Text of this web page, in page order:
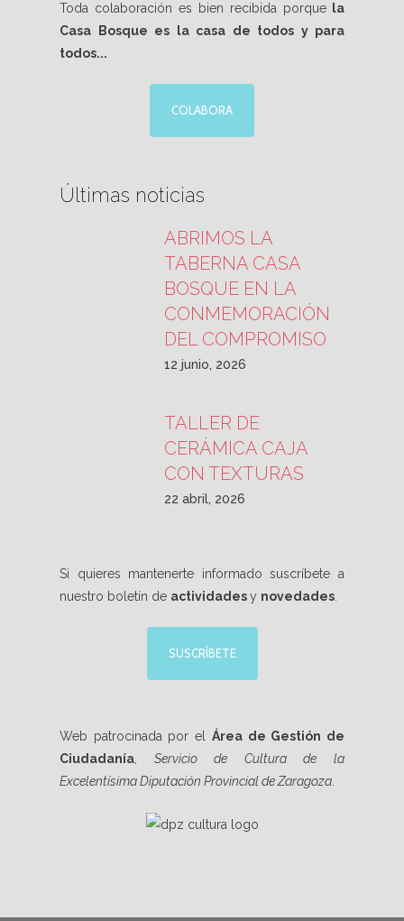
Toda colaboración es bien recibida porque la
Casa Bosque es la casa de todos y para
todos...
COLABORA
Últimas noticias
ABRIMOS LA
TABERNA CASA
BOSQUE EN LA
CONMEMORACIÓN
DEL COMPROMISO
12 junio, 2026
TALLER DE
CERÁMICA CAJA
CON TEXTURAS
22 abril, 2026
Si quieres mantenerte informado suscríbete a
nuestro boletín de actividadesy novedades
SUSCRÍBETE
Web patrocinada por el Área de Gestión de
Ciudadanía
Servicio de Cultura de la
Excelentísima Diputación Provincial de Zaragoza